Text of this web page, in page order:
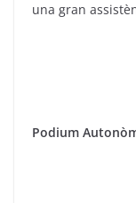
una gran
Podium